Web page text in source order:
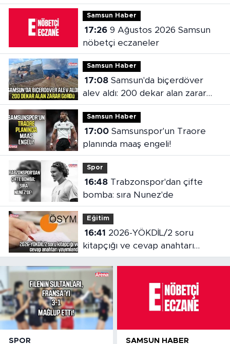
Samsun Haber
17:269 Ağustos 2026 Samsun
nöbetçi eczaneler
Samsun Haber
17:08Samsun'da biçerdöver
alev aldı: 200 dekar alan zarar
gördü
Samsun Haber
17:00Samsunspor'un Traore
planında maaş engeli!
Spor
16:48Trabzonspor'dan çifte
bomba: sıra Nunez'de
Eğitim
16:41
kitapçığı ve cevap anahtarı
yayımlandı
SPOR SAMSUN HABER